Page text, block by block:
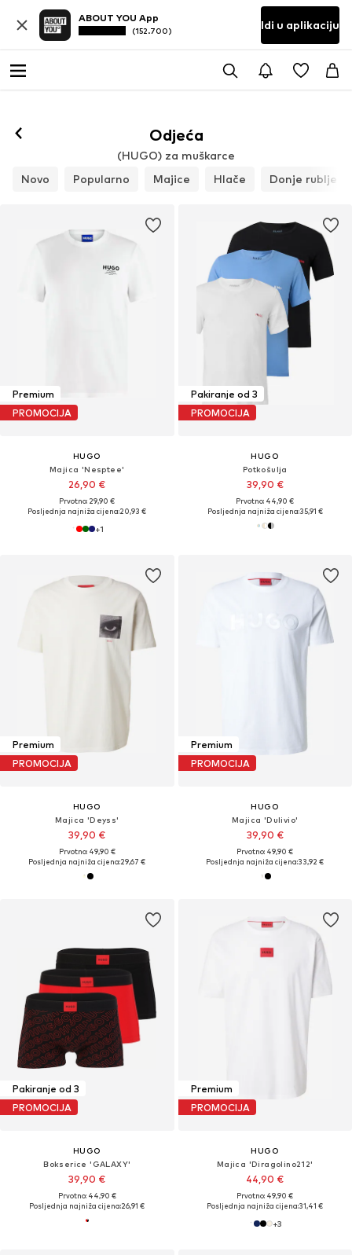
ABOUT YOU App
(152.700) Idi u aplikaciju
Odjeća
(HUGO) za muškarce
Novo
Popularno Majice Hlače Donje rublje
Premium
PROMOCIJA
HUGO
Majica 'Nesptee'
26,90 €
Prvotno: 29,90 €
Posljednja najniža cijena:20,93 €
+1
Pakiranje od 3
PROMOCIJA
HUGO
Potkošulja
39,90 €
Prvotno: 44,90 €
Posljednja najniža cijena:35,91 €
Premium
PROMOCIJA
HUGO
Majica 'Deyss'
39,90 €
Prvotno: 49,90 €
Posljednja najniža cijena:29,67 €
Premium
PROMOCIJA
HUGO
Majica 'Dulivio'
39,90 €
Prvotno: 49,90 €
Posljednja najniža cijena:33,92 €
Pakiranje od 3
PROMOCIJA
HUGO
Bokserice 'GALAXY'
39,90 €
Prvotno: 44,90 €
Posljednja najniža cijena:26,91 €
Premium
PROMOCIJA
HUGO
Majica 'Diragolino212'
44,90 €
Prvotno: 49,90 €
Posljednja najniža cijena:31,41 €
+3